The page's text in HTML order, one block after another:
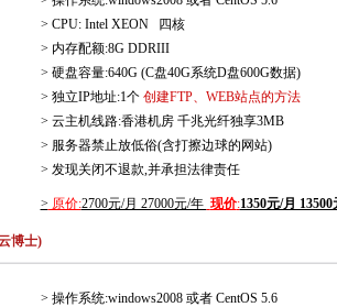
> CPU: Intel XEON 四核
> 内存配额:8G DDRIII
> 硬盘容量:640G (C盘40G系统D盘600G数据)
> 独立IP地址:1个 创建FTP、WEB站点的方法
> 云主机线路:香港机房 千兆光纤独享3MB
> 服务器禁止放低俗(含打擦边球的网站)
> 发现关闭不退款,并承担法律责任
> 原价:2700元/月 27000元/年 现价:1350元/月
博士)
> 操作系统:windows2008 或者 CentOS 5.6